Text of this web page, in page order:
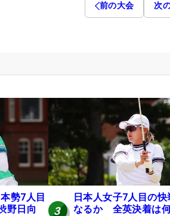
前の大会 次
勢7人目
野日向
3
日本人女子7人目の快
なるか 全英決着は